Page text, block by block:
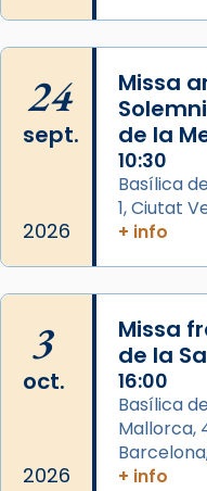
2 weeks ago
Memòria de les
Semproniana,
Acompanyant la
partir de l’Edat
que les santes
Semproniana
eterna”) són
frare Joan
que les santes
Mataró en
Foto
24
sept.
2026
Missa
de la
10:30
Basílica
1, Ciutat
+ info
3
oct.
2026
Missa
de la
16:00
Basílica
Mallorca,
+ info